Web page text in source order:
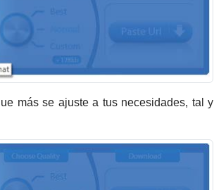
más se ajuste a tus necesidades, tal y